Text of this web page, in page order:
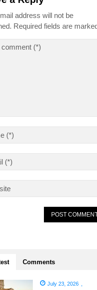
address will not be
Required fields are
Comments
July 23, 2026